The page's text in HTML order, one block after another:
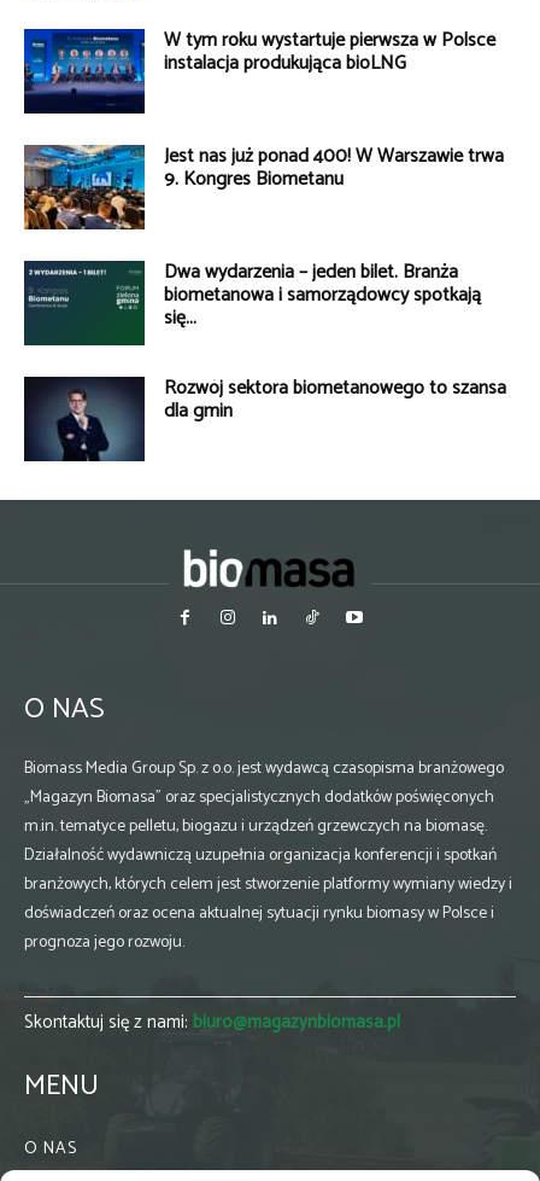
W tym roku wystartuje pierwsza w Polsce
instalacja produkująca bioLNG
Jest nas już ponad 400! W Warszawie trwa
9. Kongres Biometanu
Dwa wydarzenia – jeden bilet. Branża
biometanowa i samorządowcy spotkają
się...
Rozwój sektora biometanowego to szansa
dla gmin
O NAS
Biomass Media Group Sp. z o.o. jest wydawcą czasopisma branżowego
„Magazyn Biomasa” oraz specjalistycznych dodatków poświęconych
m.in. tematyce pelletu, biogazu i urządzeń grzewczych na biomasę.
Działalność wydawniczą uzupełnia organizacja konferencji i spotkań
branżowych, których celem jest stworzenie platformy wymiany wiedzy i
doświadczeń oraz ocena aktualnej sytuacji rynku biomasy w Polsce i
prognoza jego rozwoju.
Skontaktuj się z nami: biuro@magazynbiomasa.pl
MENU
O NAS